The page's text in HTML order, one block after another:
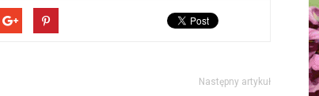
Następny artykuł